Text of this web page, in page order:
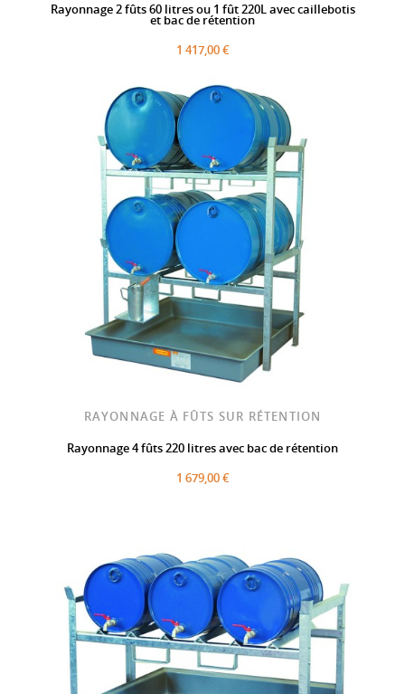
Rayonnage 2 fûts 60 litres ou 1 fût 220L avec caillebotis
et bac de rétention
1 417,00 €
RAYONNAGE À FÛTS SUR RÉTENTION
Rayonnage 4 fûts 220 litres avec bac de rétention
1 679,00 €